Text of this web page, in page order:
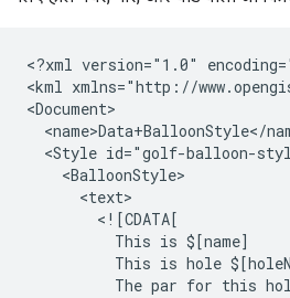
<?xml version="1.0"
<kml xmlns="http://
<Document>
<name>Data+BalloonStyle</
<Style id="golf-balloon-
    <BalloonStyle>
      <text>
        <![CDATA[
          This is $[name]
This is hole
The par for this